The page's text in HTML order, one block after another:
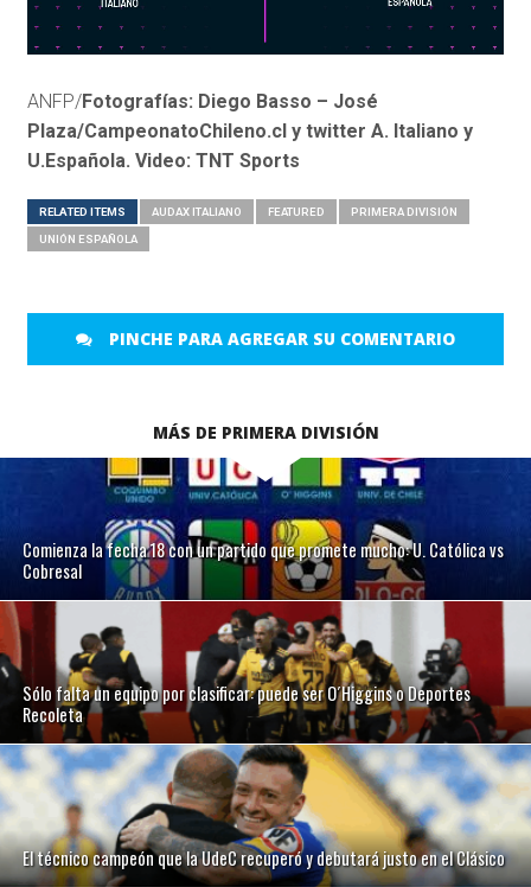
ANFP/Fotografías: Diego Basso – José
Plaza/CampeonatoChileno.cl y twitter A. Italiano y
U.Española. Video: TNT Sports
RELATED ITEMS AUDAX ITALIANO FEATURED PRIMERA DIVISIÓN
UNIÓN ESPAÑOLA
PINCHE PARA AGREGAR SU COMENTARIO
MÁS DE PRIMERA DIVISIÓN
Comienza la fecha 18 con un partido que promete mucho: U. Católica vs
Cobresal
Sólo falta un equipo por clasificar: puede ser O´Higgins o Deportes
Recoleta
El técnico campeón que la UdeC recuperó y debutará justo en el Clásico